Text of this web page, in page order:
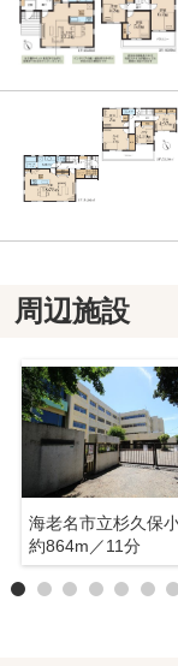
周辺施設
約864m／11分